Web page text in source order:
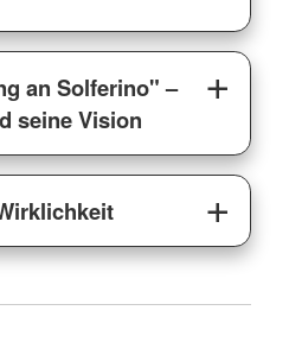
an Solferino" –
seine Vision